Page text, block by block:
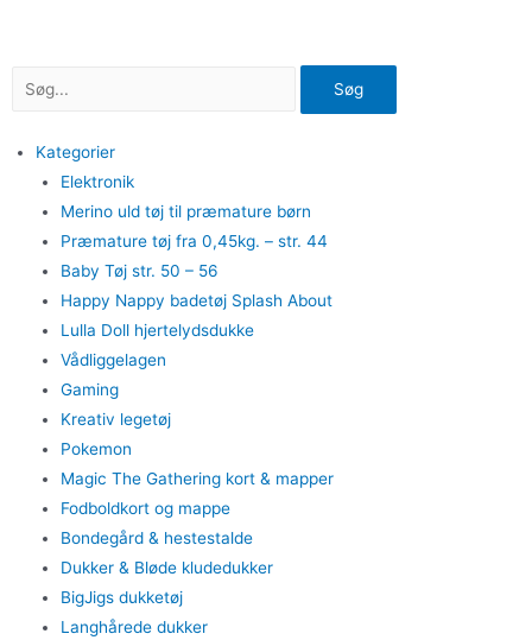
Søg
Kategorier
Elektronik
Merino uld tøj til præmature børn
Præmature tøj fra 0,45kg. – str. 44
Baby Tøj str. 50 – 56
Happy Nappy badetøj Splash About
Lulla Doll hjertelydsdukke
Vådliggelagen
Gaming
Kreativ legetøj
Pokemon
Magic The Gathering kort & mapper
Fodboldkort og mappe
Bondegård & hestestalde
Dukker & Bløde kludedukker
BigJigs dukketøj
Langhårede dukker